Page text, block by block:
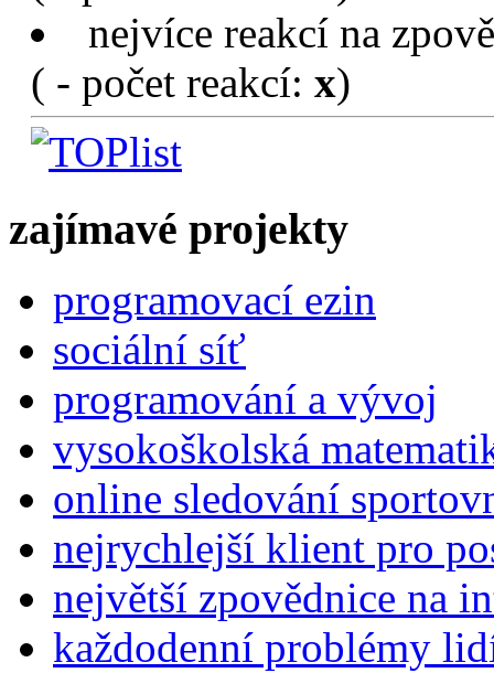
nejvíce reakcí na
( - počet reakcí: x)
zajímavé projekty
programovací ezin
sociální síť
programování a vývoj
vysokoškolská
online sledování
nejrychlejší klient pro
největší zpovědnice na
každodenní problémy